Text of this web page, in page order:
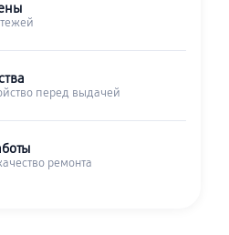
перед выдачей
ремонта